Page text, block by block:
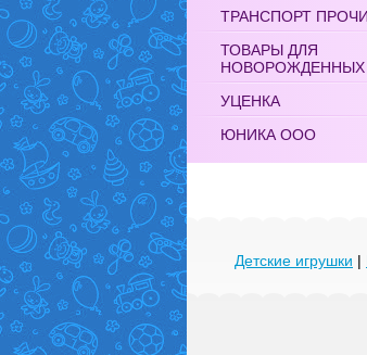
ТРАНСПОРТ
ТОВАРЫ ДЛЯ
НОВОРОЖДЕННЫХ
УЦЕНКА
ЮНИКА ООО
Детские игрушки |